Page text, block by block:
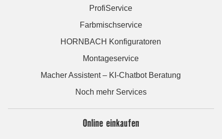
ProfiService
Farbmischservice
HORNBACH Konfiguratoren
Montageservice
Macher Assistent – KI-Chatbot Beratung
Noch mehr Services
Online einkaufen